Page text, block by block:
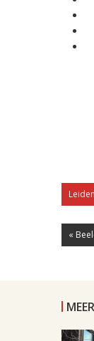
Leiden
«